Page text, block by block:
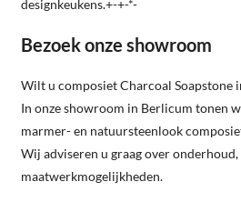
designkeukens.+-+-*-
Bezoek onze showroom
Wilt u composiet Charcoal Soapstone
In onze showroom in Berlicum tonen
marmer- en natuursteenlook
Wij adviseren u graag over
maatwerkmogelijkheden.